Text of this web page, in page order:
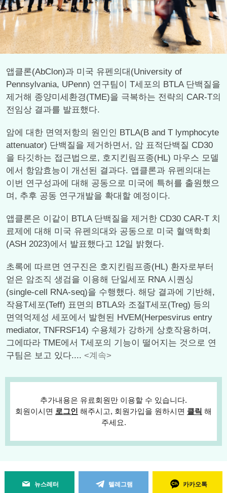
앱클론(AbClon)과 미국 유펜의대(University of
Pennsylvania, UPenn) 연구팀이 T세포의 BTLA 단백질을
제거해 종양미세환경(TME)을 극복하는 전략의 CAR-T의
전임상 결과를 발표했다.
암에 대한 면역저항의 원인인 BTLA(B and T lymphocyte
attenuator) 단백질을 제거하면서, 암 표적단백질 CD30
을 타깃하는 접근법으로, 호지킨림프종(HL) 마우스 모델
에서 항암효능이 개선된 결과다. 앱클론과 유펜의대는
이번 연구성과에 대해 공동으로 미국에 특허를 출원했으
며, 추후 공동 연구개발을 확대할 예정이다.
앱클론은 이같이 BTLA 단백질을 제거한 CD30 CAR-T 치
료제에 대해 미국 유펜의대와 공동으로 미국 혈액학회
(ASH 2023)에서 발표했다고 12일 밝혔다.
초록에 따르면 연구진은 호지킨림프종(HL) 환자로부터
얻은 암조직 생검을 이용해 단일세포 RNA 시퀀싱
(single-cell RNA-seq)을 수행했다. 해당 결과에 기반해,
작용T세포(Teff) 표면의 BTLA와 조절T세포(Treg) 등의
면역억제성 세포에서 발현된 HVEM(Herpesvirus entry
mediator, TNFRSF14) 수용체가 강하게 상호작용하며,
그에따라 TME에서 T세포의 기능이 떨어지는 것으로 연
구팀은 보고 있다.... <계속>
추가내용은 유료회원만 이용할 수 있습니다.
회원이시면 로그인 해주시고, 회원가입을 원하시면 클릭 해
주세요.
뉴스레터 텔레그램 카카오톡